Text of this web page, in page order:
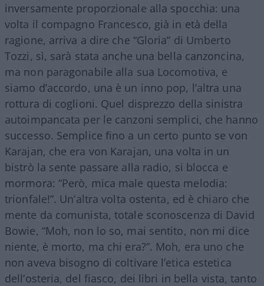
inversamente proporzionale alla spocchia: una
volta il compagno Francesco, già in età della
ragione, arriva a dire che “Gloria” di Umberto
Tozzi, sì, sarà stata anche una bella canzoncina,
ma non paragonabile alla sua Locomotiva, e
siamo d’accordo, una è un inno pop, l’altra una
rottura di coglioni. Quel disprezzo della sinistra
autoimpancata per le canzoni semplici, che hanno
successo. Semplice fino a un certo punto se von
Karajan, che era von Karajan, una volta in un
bistrò la sente passare alla radio, si blocca e
mormora: “Però, mica male questa melodia:
trionfale!”. Un’altra volta ostenta, ed è chiaro che
mente da comunista, totale sconoscenza di David
Bowie, “Moh, non lo so, mai sentito, non mi dice
niente, è morto, ma chi era?”. Moh, era uno che
non aveva bisogno di coltivare l’etica estetica
dell’osteria, del fiasco, dei libri in bella vista, tanto